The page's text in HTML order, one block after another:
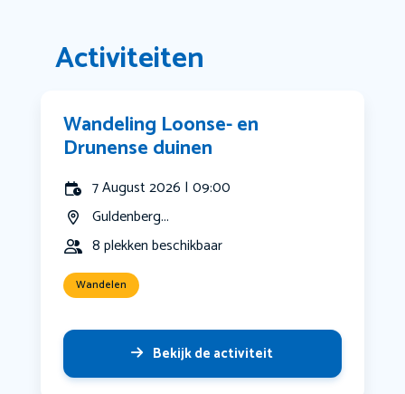
Activiteiten
Wandeling Loonse- en
Drunense duinen
7 August 2026 | 09:00
Guldenberg...
8 plekken beschikbaar
Wandelen
Bekijk de activiteit